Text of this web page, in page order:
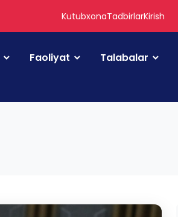
KutubxonaTadbirlarKirish
Faoliyat Talabalar